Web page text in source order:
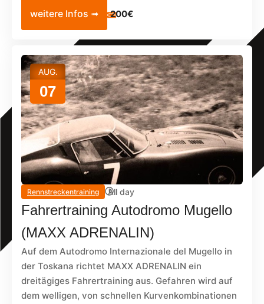
weitere Infos ➟ 200€
AUG.
07
Rennstreckentraining All day
Fahrertraining Autodromo Mugello
(MAXX ADRENALIN)
Auf dem Autodromo Internazionale del Mugello in
der Toskana richtet MAXX ADRENALIN ein
dreitägiges Fahrertraining aus. Gefahren wird auf
dem welligen, von schnellen Kurvenkombinationen